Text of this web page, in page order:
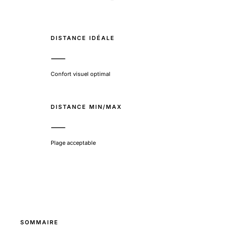
DISTANCE IDÉALE
—
Confort visuel optimal
DISTANCE MIN/MAX
—
Plage acceptable
SOMMAIRE